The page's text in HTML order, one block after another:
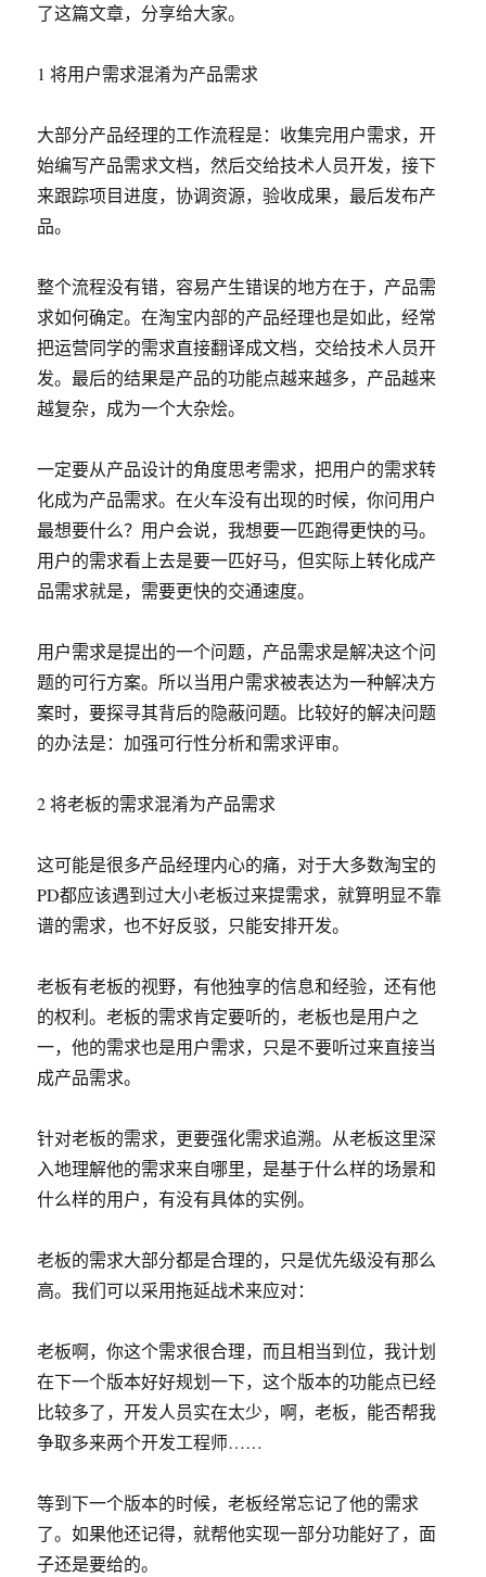
了这篇文章，分享给大家。
1 将用户需求混淆为产品需求
大部分产品经理的工作流程是：收集完用户需求，开
始编写产品需求文档，然后交给技术人员开发，接下
来跟踪项目进度，协调资源，验收成果，最后发布产
品。
整个流程没有错，容易产生错误的地方在于，产品需
求如何确定。在淘宝内部的产品经理也是如此，经常
把运营同学的需求直接翻译成文档，交给技术人员开
发。最后的结果是产品的功能点越来越多，产品越来
越复杂，成为一个大杂烩。
一定要从产品设计的角度思考需求，把用户的需求转
化成为产品需求。在火车没有出现的时候，你问用户
最想要什么？用户会说，我想要一匹跑得更快的马。
用户的需求看上去是要一匹好马，但实际上转化成产
品需求就是，需要更快的交通速度。
用户需求是提出的一个问题，产品需求是解决这个问
题的可行方案。所以当用户需求被表达为一种解决方
案时，要探寻其背后的隐蔽问题。比较好的解决问题
的办法是：加强可行性分析和需求评审。
2 将老板的需求混淆为产品需求
这可能是很多产品经理内心的痛，对于大多数淘宝的
PD都应该遇到过大小老板过来提需求，就算明显不靠
谱的需求，也不好反驳，只能安排开发。
老板有老板的视野，有他独享的信息和经验，还有他
的权利。老板的需求肯定要听的，老板也是用户之
一，他的需求也是用户需求，只是不要听过来直接当
成产品需求。
针对老板的需求，更要强化需求追溯。从老板这里深
入地理解他的需求来自哪里，是基于什么样的场景和
什么样的用户，有没有具体的实例。
老板的需求大部分都是合理的，只是优先级没有那么
高。我们可以采用拖延战术来应对：
老板啊，你这个需求很合理，而且相当到位，我计划
在下一个版本好好规划一下，这个版本的功能点已经
比较多了，开发人员实在太少，啊，老板，能否帮我
争取多来两个开发工程师……
等到下一个版本的时候，老板经常忘记了他的需求
了。如果他还记得，就帮他实现一部分功能好了，面
子还是要给的。